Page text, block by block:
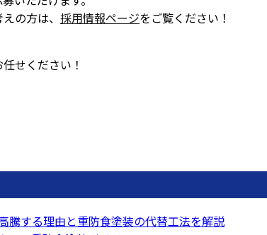
の方は、 採用情報ページをご覧ください！
せください！
騰する理由と重防食塗装の代替工法を解説